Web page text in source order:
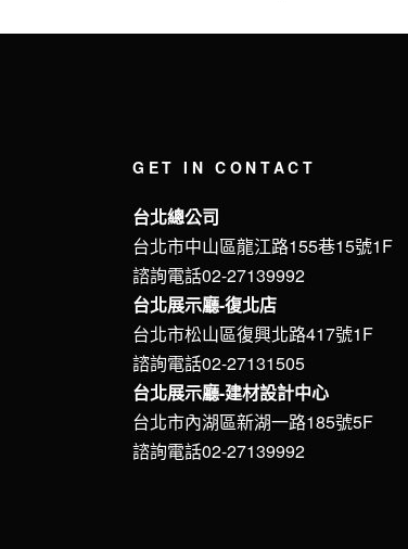
GET IN CONTACT
台北總公司
台北市中山區龍江路155巷15號1F
諮詢電話02-27139992
台北展示廳-復北店
台北市松山區復興北路417號1F
諮詢電話02-27131505
台北展示廳-建材設計中心
台北市內湖區新湖一路185號5F
諮詢電話02-27139992